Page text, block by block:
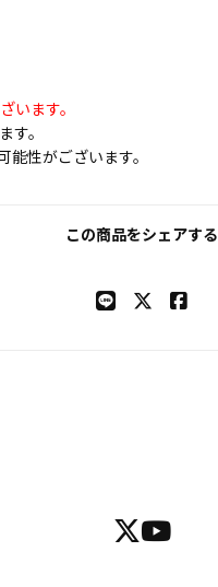
います。
す。
性がございます。
この商品をシェアする